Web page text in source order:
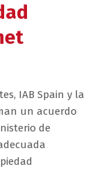
IAB Spain y la
un acuerdo
de